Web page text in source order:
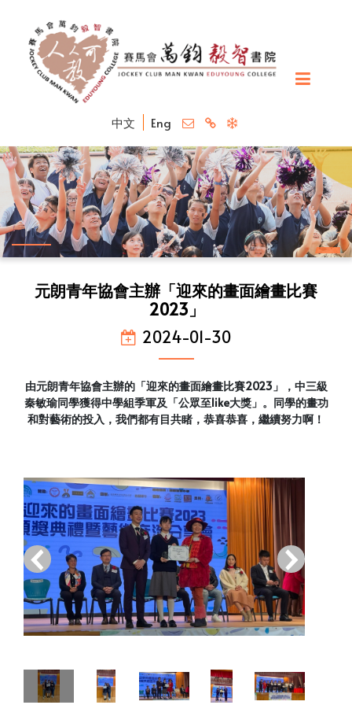
中文 Eng
元朗青年協會主辦「迎來的畫面繪畫比賽
2023」
2024-01-30
由元朗青年協會主辦的「迎來的畫面繪畫比賽2023」，中三級
秦敏瑜同學獲得中學組季軍及「公眾至like大獎」。同學的畫功
和對藝術的投入，我們都有目共睹，恭喜恭喜，繼續努力啊！
‹ ›